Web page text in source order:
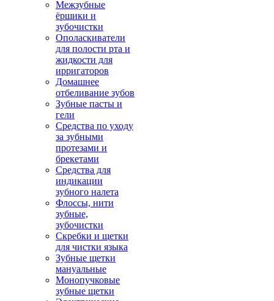
Межзубные
ёршики и
зубочистки
Ополаскиватели
для полости рта и
жидкости для
ирригаторов
Домашнее
отбеливание зубов
Зубные пасты и
гели
Средства по уходу
за зубными
протезами и
брекетами
Средства для
индикации
зубного налета
Флоссы, нити
зубные,
зубочистки
Скребки и щетки
для чистки языка
Зубные щетки
мануальные
Монопучковые
зубные щетки